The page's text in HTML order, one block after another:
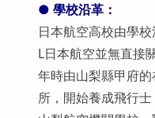
● 學校沿革：
日本航空高校由學
L日本航空並無直接
年時由山梨縣甲府
所，開始養成飛行